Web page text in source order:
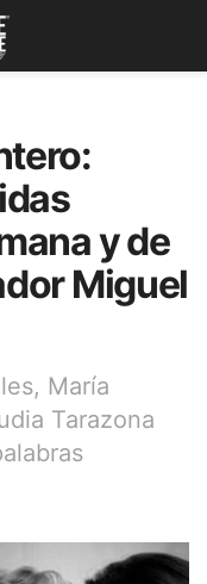
y de
Miguel
María
Tarazona